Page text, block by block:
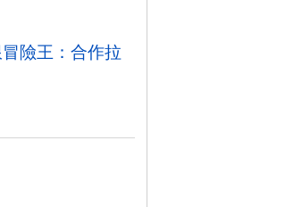
險王：合作拉